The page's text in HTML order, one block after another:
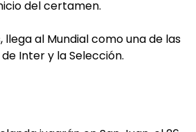
del certamen.
llega al Mundial como una de las
Inter y la Selección.